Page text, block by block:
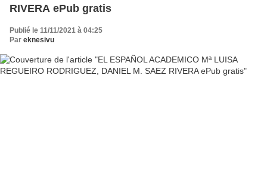
RIVERA ePub gratis
Publié le 11/11/2021 à 04:25
Par eknesivu